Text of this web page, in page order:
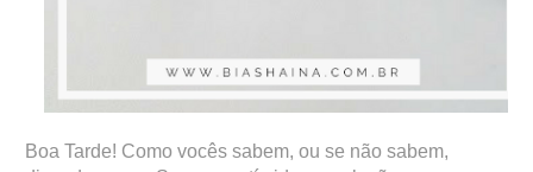
Boa Tarde! Como vocês sabem, ou se não sabem,